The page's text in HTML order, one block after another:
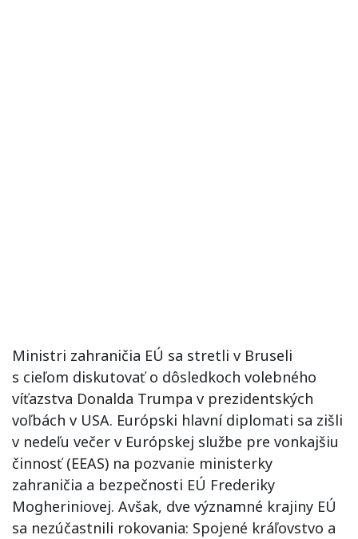
Ministri zahraničia EÚ sa stretli v Bruseli
s cieľom diskutovať o dôsledkoch volebného
víťazstva Donalda Trumpa v prezidentských
voľbách v USA. Európski hlavní diplomati sa zišli
v nedeľu večer v Európskej službe pre vonkajšiu
činnosť (EEAS) na pozvanie ministerky
zahraničia a bezpečnosti EÚ Frederiky
Mogheriniovej. Avšak, dve významné krajiny EÚ
sa nezúčastnili rokovania: Spojené kráľovstvo a